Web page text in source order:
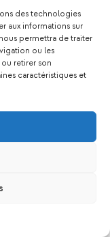
des technologies
aux informations sur
permettra de traiter
ou les
retirer son
caractéristiques et